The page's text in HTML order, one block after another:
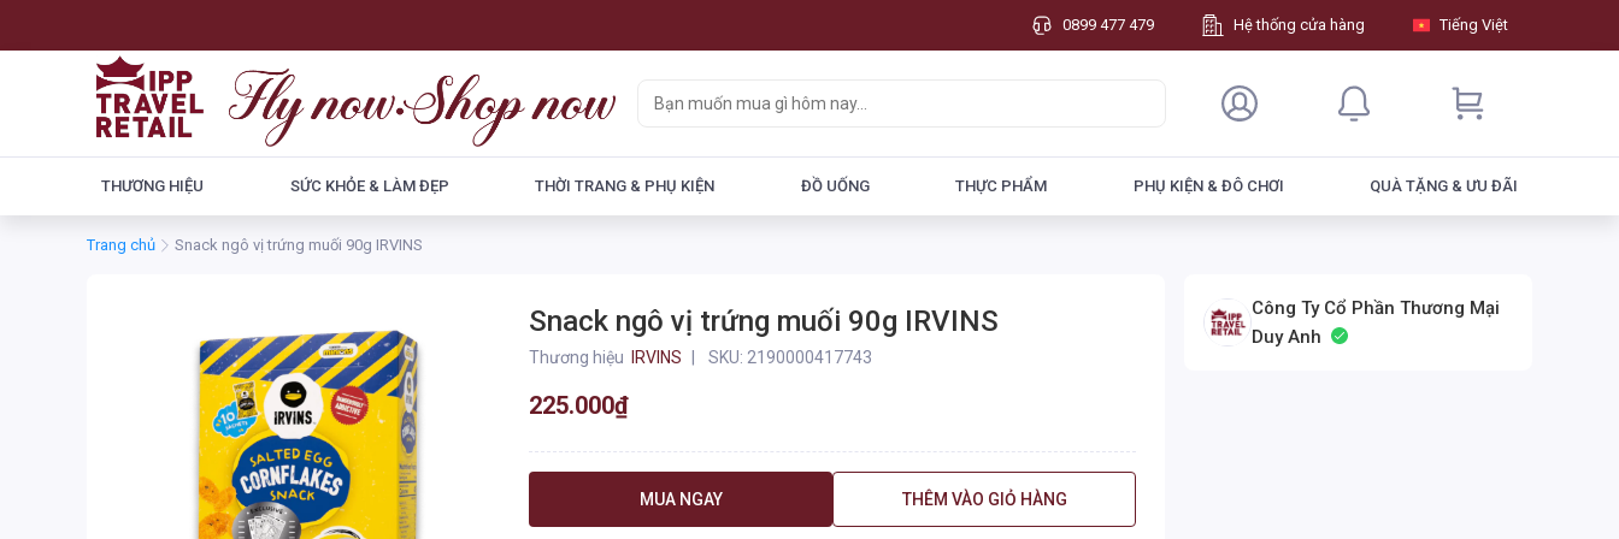
0899 477 479 Hệ thống cửa hàng Tiếng Việt
THƯƠNG HIỆU SỨC KHỎE & LÀM ĐẸP THỜI TRANG & PHỤ KIỆN ĐỒ UỐNG THỰC PHẨM PHỤ KIỆN & ĐÔ CHƠI QUÀ TẶNG & ƯU ĐÃI
Trang chủ Snack ngô vị trứng muối 90g IRVINS
Snack ngô vị trứng muối 90g IRVINS
Thương hiệu IRVINS SKU: 2190000417743
225.000₫
MUA NGAY THÊM VÀO GIỎ HÀNG
Công Ty Cổ Phần Thương Mại
Duy Anh